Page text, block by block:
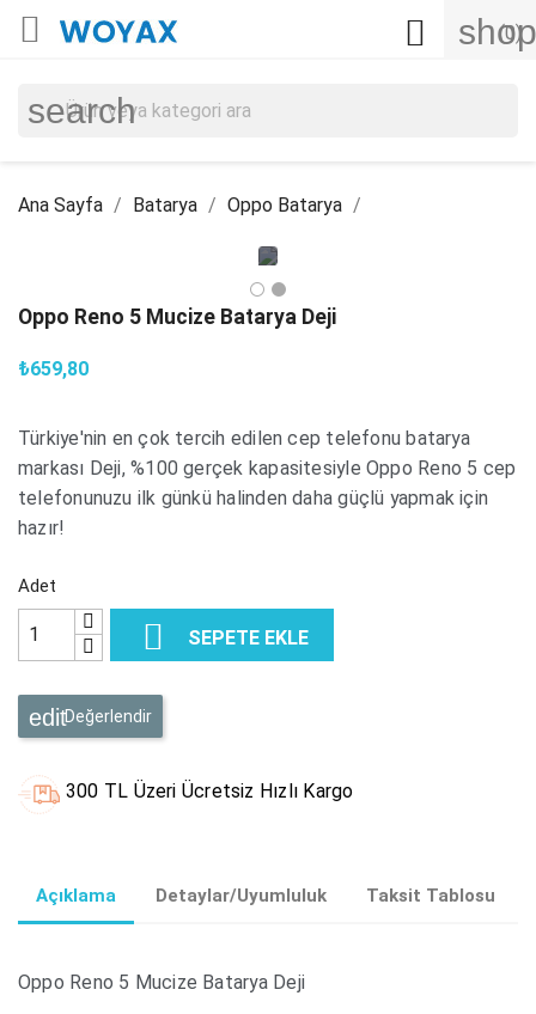
 (0)

search
Ana Sayfa Batarya Oppo Batarya
Oppo Reno 5 Mucize Batarya Deji
₺659,80
Türkiye'nin en çok tercih edilen cep telefonu batarya
markası Deji, %100 gerçek kapasitesiyle Oppo Reno 5 cep
telefonunuzu ilk günkü halinden daha güçlü yapmak için
hazır!
Adet
 SEPETE EKLE
Değerlendir
300 TL Üzeri Ücretsiz Hızlı Kargo
Açıklama Detaylar/Uyumluluk Taksit Tablosu
Oppo Reno 5 Mucize Batarya Deji